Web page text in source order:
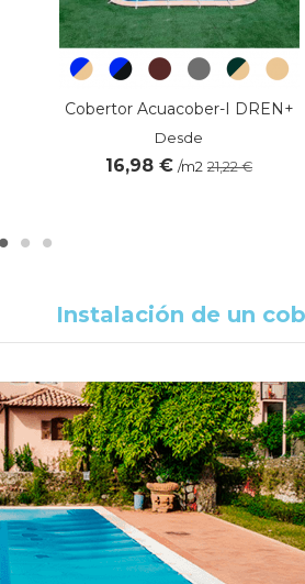
Cobertor Acuacober-I DREN+
Desde
16,98 € /m2 21,22 €
Instalación de un